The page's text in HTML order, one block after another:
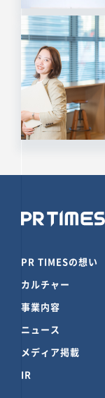
PR TIMESの想い
カルチャー
事業内容
ニュース
メディア掲載
IR